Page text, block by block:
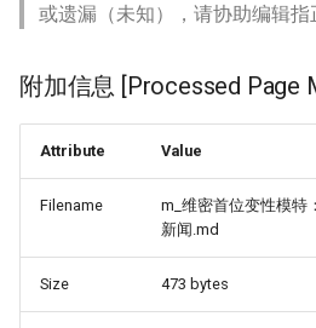
或遗漏（未知），请协助编辑指
附加信息 [Processed Page
Attribute Value
Filename
m_维密首位变性模特
新闻.md
Size 473 bytes